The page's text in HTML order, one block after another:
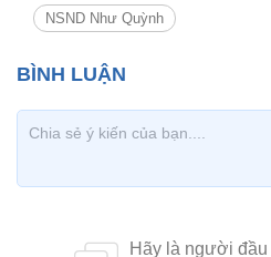
NSND Như Quỳnh